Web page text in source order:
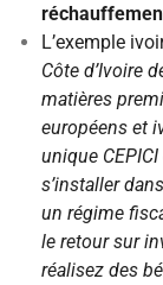
L’exemple
Côte d’Ivoire
matières
européens et
unique
s’installer
un régime
le retour sur
réalisez des